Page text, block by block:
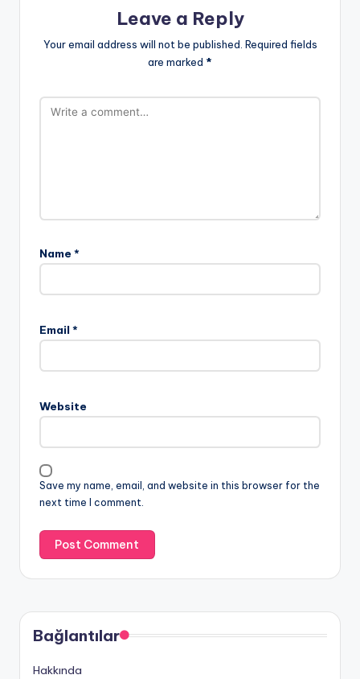
Leave a Reply
Your email address will not be published. Required fields
are marked *
Name *
Email *
Website
Save my name, email, and website in this browser for the
next time I comment.
Bağlantılar
Hakkında